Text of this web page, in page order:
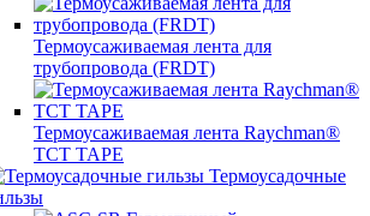
Термоусаживаемая лента для
трубопровода (FRDT)
Термоусаживаемая лента Raychman®
TCT TAPE
Термоусадочные